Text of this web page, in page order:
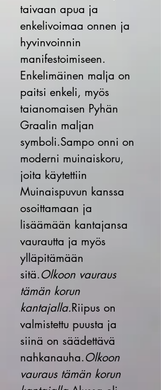
taivaan apua ja
enkelivoimaa onnen ja
hyvinvoinnin
manifestoimiseen.
Enkelimäinen malja on
paitsi enkeli, myös
taianomaisen Pyhän
Graalin maljan
symboli.Sampo onni on
moderni muinaiskoru,
joita käytettiin
Muinaispuvun kanssa
osoittamaan ja
lisäämään kantajansa
vaurautta ja myös
ylläpitämään
sitä.Olkoon vauraus
tämän korun
kantajalla.Riipus on
valmistettu puusta ja
siinä on säädettävä
nahkanauha.Olkoon
vauraus tämän korun